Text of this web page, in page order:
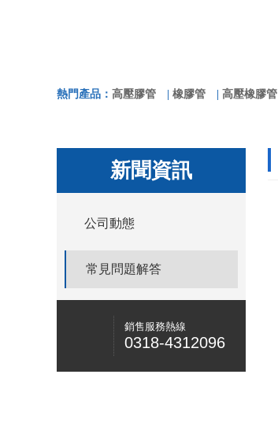
熱門產品： 高壓膠管 橡膠管 高壓橡膠管
新聞資訊
公司動態
常見問題解答
銷售服務熱線
0318-4312096